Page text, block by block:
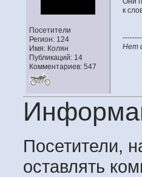
Посетители
Регион: 124
Имя: Колян
Публикаций: 14
Комментариев: 547
к
Нет
Посетители,
оставлять